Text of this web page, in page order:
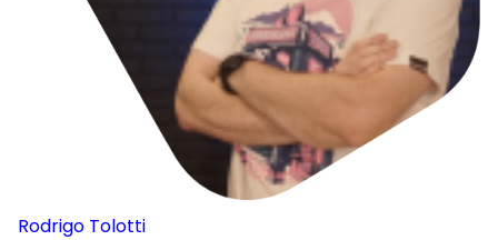
Rodrigo Tolotti